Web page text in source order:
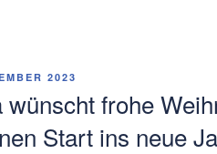
2023
wünscht frohe
Start ins neue